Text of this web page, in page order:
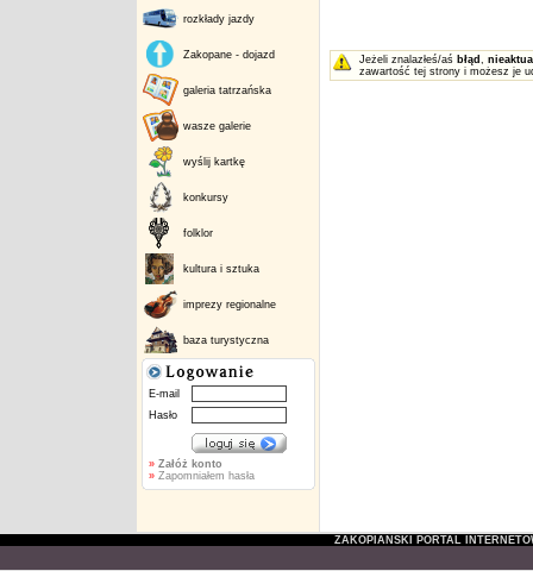
rozkłady jazdy
Zakopane - dojazd
galeria tatrzańska
wasze galerie
wyślij kartkę
konkursy
folklor
kultura i sztuka
imprezy regionalne
baza turystyczna
E-mail
Hasło
» Załóż konto
»Zapomniałem hasła
Jeżeli znalazłeś/aś błąd ,
zawartość tej strony i możesz je
ZAKOPIAŃSKI PORTAL